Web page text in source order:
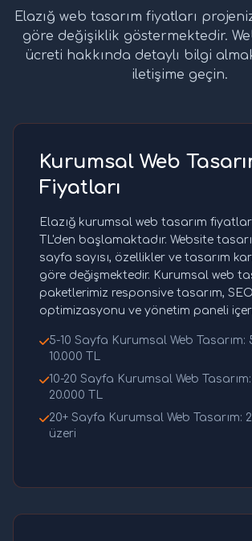
Elazığ web tasarım fiyatları
göre değişiklik göstermektedir.
ücreti hakkında detaylı bilgi
iletişime geçin.
Kurumsal Web
Fiyatları
Elazığ kurumsal web tasarım
TL'den başlamaktadır. Website
sayfa sayısı, özellikler ve tasarım
göre değişmektedir. Kurumsal web
paketlerimiz responsive tasarım, SEO
optimizasyonu ve yönetim paneli
5-10 Sayfa Kurumsal Web Tasarım:
10.000 TL
10-20 Sayfa Kurumsal Web Tasarım:
20.000 TL
20+ Sayfa Kurumsal Web Tasarım:
üzeri